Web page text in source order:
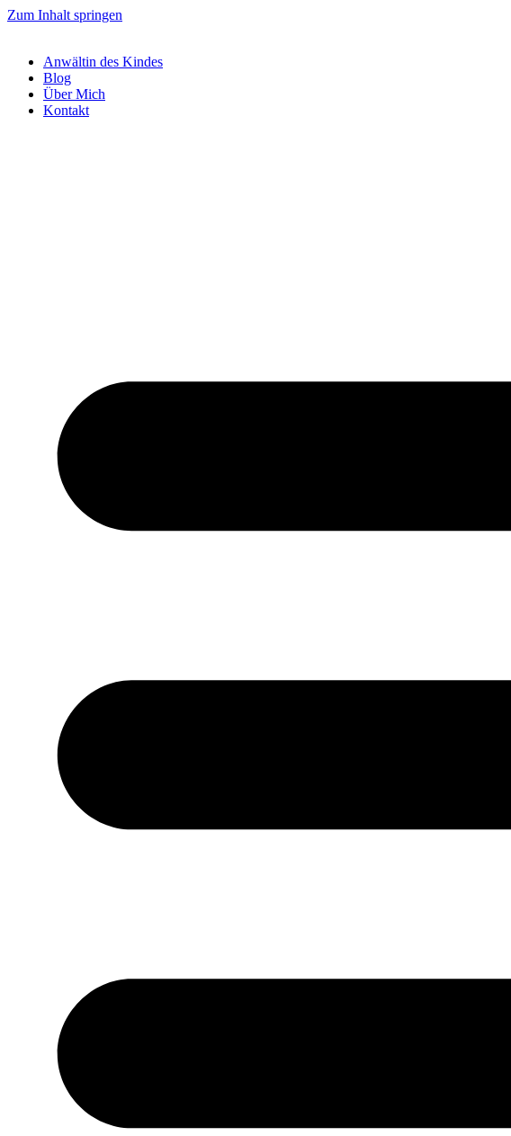
Zum Inhalt springen
Anwältin des Kindes
Blog
Über Mich
Kontakt